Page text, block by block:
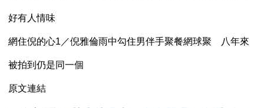
好有人情味
網住倪的心1／倪雅倫雨中勾住男伴手聚餐網球聚 八年來
被拍到仍是同一個
原文連結